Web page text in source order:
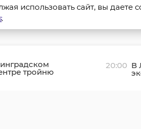
тройню
домой
20:00 В
использовать сайт, вы даете
.